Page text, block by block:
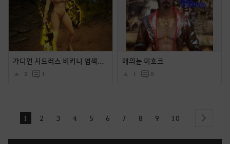
3 1
매의눈 미호크
1 0
1 2 3 4 5 6 7 8 9 10 next